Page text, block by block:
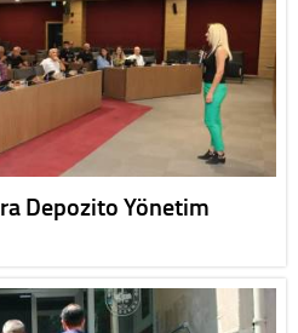
Depozito Yönetim